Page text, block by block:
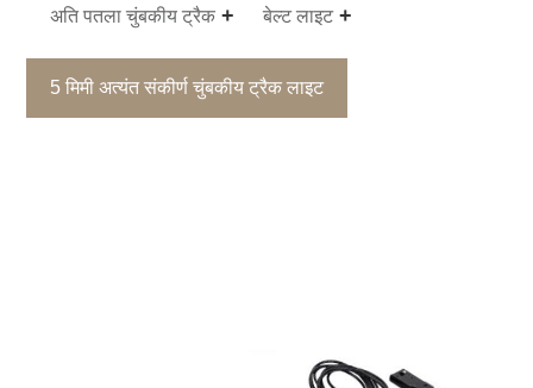
अति पतला चुंबकीय ट्रैक बेल्ट लाइट
5 मिमी अत्यंत संकीर्ण चुंबकीय ट्रैक लाइट